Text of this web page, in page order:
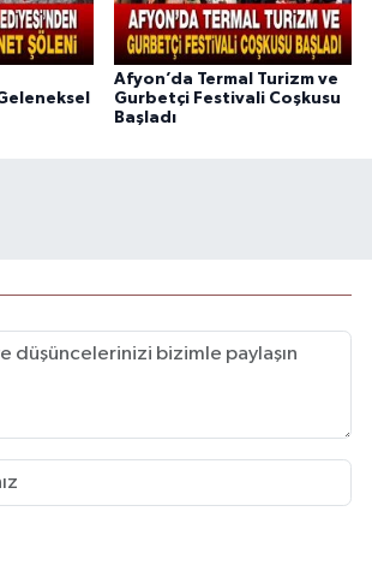
Afyon’da Termal Turizm ve
Gurbetçi Festivali Coşkusu
Başladı